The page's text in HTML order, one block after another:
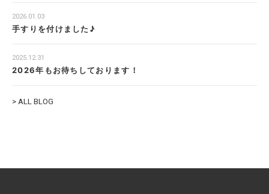
2026.01.03
手すりを付けました♪
2025.12.31
2026年もお待ちしております！
> ALL BLOG